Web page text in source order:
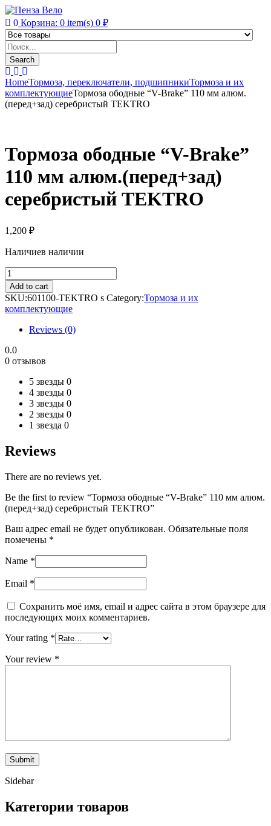
0 Корзина: 0 item(s) 0 ₽
Products
search
Search
HomeТормоза, переключатели, подшипникиТормоза и их
комплектующиеТормоза ободные “V-Brake” 110 мм алюм.
(перед+зад) серебристый TEKTRO
Тормоза ободные “V-Brake”
110 мм алюм.(перед+зад)
серебристый TEKTRO
1,200 ₽
Наличиев наличии
Тормоза
ободные
"V-
Brake"
110
(перед+зад)
серебристый
quantity
Add to cart
SKU:601100-TEKTRO s Category:Тормоза и их
комплектующие
Reviews (0)
0.0
0 отзывов
5 звезды 0
4 звезды 0
3 звезды 0
2 звезды 0
1 звезда 0
Reviews
There are no reviews yet.
Be the first to review “Тормоза ободные “V-Brake” 110 мм алюм.
(перед+зад) серебристый TEKTRO”
Ваш адрес email не будет опубликован. Обязательные поля
помечены *
Name *
Email *
Сохранить моё имя, email и адрес сайта в этом браузере для
последующих моих комментариев.
Your rating *
Your review *
Sidebar
Категории товаров